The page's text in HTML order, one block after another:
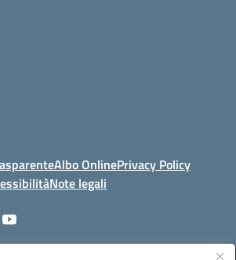
Albo OnlinePrivacy Policy
Note legali